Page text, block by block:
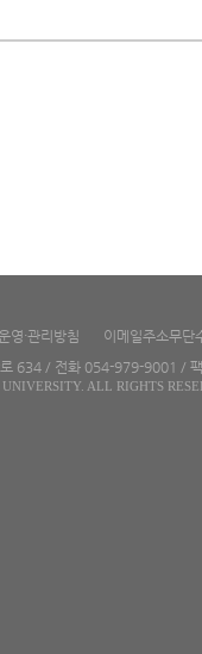
영·관리방침
이메일주소무단
로 634 / 전화 054-979-9001 /
ALL RIGHTS